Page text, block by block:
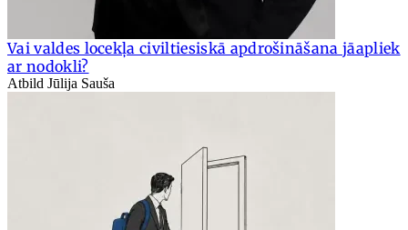
Vai valdes locekļa civiltiesiskā apdrošināšana jāapliek
ar nodokli?
Atbild Jūlija Sauša